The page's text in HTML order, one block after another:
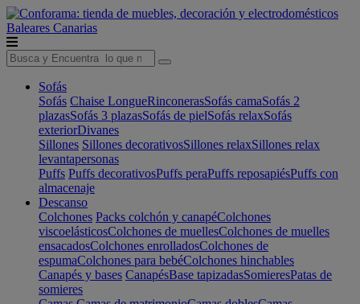
Baleares Canarias
Sofás
Sofás Chaise LongueRinconerasSofás camaSofás 2
plazasSofás 3 plazasSofás de pielSofás relaxSofás
exteriorDivanes
Sillones Sillones decorativosSillones relaxSillones relax
levantapersonas
Puffs Puffs decorativosPuffs peraPuffs reposapiésPuffs con
almacenaje
Descanso
Colchones Packs colchón y canapéColchones
viscoelásticosColchones de muellesColchones de muelles
ensacadosColchones enrolladosColchones de
espumaColchones para bebéColchones hinchables
Canapés y bases CanapésBase tapizadasSomieresPatas de
somieres